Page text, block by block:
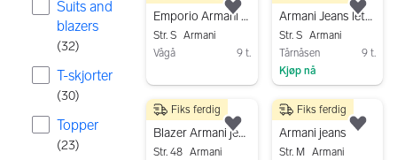
Suits and
blazers
(32)
T-skjorter
(30)
Topper
(23)
Emporio Armani bukse
Str. S Armani
Vågå
9 t.
Legg til som favoritt.
Armani Jeans lett jakke dame svart polyester S
Str. S Armani
Tårnåsen
9 t.
Kjøp nå
550 kr
Blazer Armani jeans
Str. 48 Armani
Fiks ferdig
Legg til som favoritt.
200 kr
Armani jeans
Str. M
Armani
Fiks ferdig